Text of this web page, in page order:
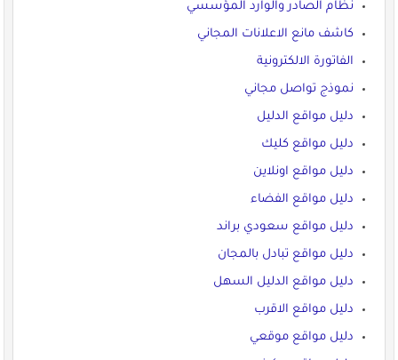
نظام الصادر والوارد المؤسسي
كاشف مانع الاعلانات المجاني
الفاتورة الالكترونية
نموذج تواصل مجاني
دليل مواقع الدليل
دليل مواقع كليك
دليل مواقع اونلاين
دليل مواقع الفضاء
دليل مواقع سعودي براند
دليل مواقع تبادل بالمجان
دليل مواقع الدليل السهل
دليل مواقع الاقرب
دليل مواقع موقعي